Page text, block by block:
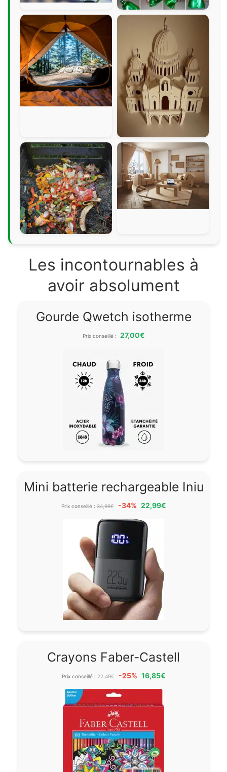
Les incontournables à
avoir absolument
Gourde Qwetch isotherme
Prix conseillé : 27,00€
Mini batterie rechargeable Iniu
Prix conseillé :34,99€ -34% 22,99€
Crayons Faber-Castell
Prix conseillé :22,49€ -25% 16,85€